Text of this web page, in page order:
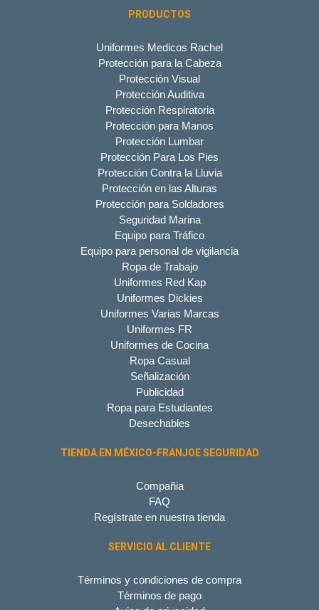
PRODUCTOS
Uniformes Medicos Rachel
Protección para la Cabeza
Protección Visual
Protección Auditiva
Protección Respiratoria
Protección para Manos
Protección Lumbar
Protección Para Los Pies
Protección Contra la Lluvia
Protección en las Alturas
Protección para Soldadores
Seguridad Marina
Equipo para Tráfico
Equipo para personal de vigilancia
Ropa de Trabajo
Uniformes Red Kap
Uniformes Dickies
Uniformes Varias Marcas
Uniformes FR
Uniformes de Cocina
Ropa Casual
Señalización
Publicidad
Ropa para Estudiantes
Desechables
TIENDA EN MÉXICO-FRANJOE SEGURIDAD
Compañia
FAQ
Regístrate en nuestra tienda
SERVICIO AL CLIENTE
Términos y condiciones de compra
Términos de pago